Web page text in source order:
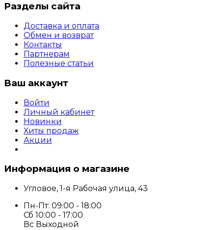
Разделы сайта
Доставка и оплата
Обмен и возврат
Контакты
Партнерам
Полезные статьи
Ваш аккаунт
Войти
Личный кабинет
Новинки
Хиты продаж
Акции
Информация о магазине
Угловое, 1-я Рабочая улица, 43
Пн-Пт: 09:00 - 18:00
Сб 10:00 - 17:00
Вс Выходной